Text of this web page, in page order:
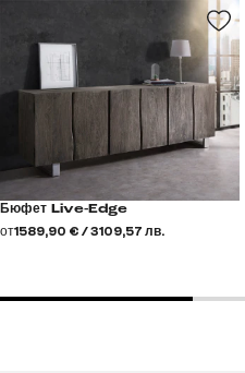
Бюфет Live-Edge
от1589,90 € / 3109,57 лв.